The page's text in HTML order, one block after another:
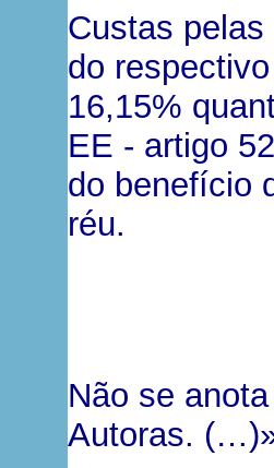
Custas
do
16,15%
EE - artigo
do benefício
réu.
Não se
Autoras.